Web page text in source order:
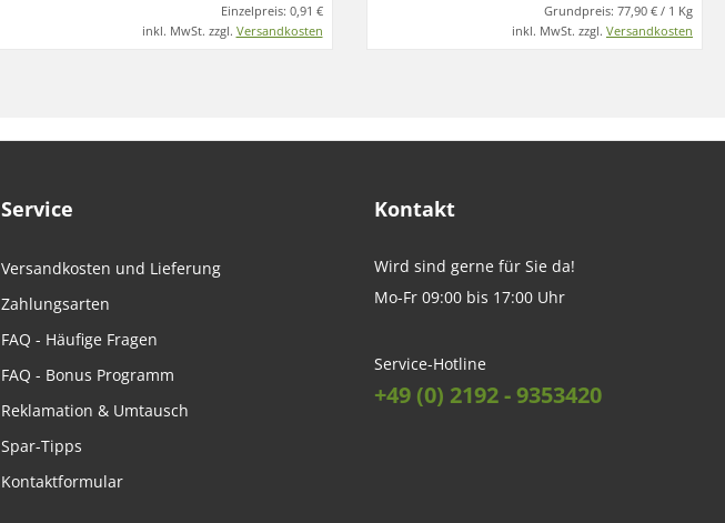
Einzelpreis: 0,91 €
inkl. MwSt. zzgl. Versandkosten
Grundpreis: 77,90 € / 1 Kg
inkl. MwSt. zzgl. Versandkosten
Service
Versandkosten und Lieferung
Zahlungsarten
FAQ - Häufige Fragen
FAQ - Bonus Programm
Reklamation & Umtausch
Spar-Tipps
Kontaktformular
Kontakt
Wird sind gerne für Sie da!
Mo-Fr 09:00 bis 17:00 Uhr
Service-Hotline
+49 (0) 2192 - 9353420